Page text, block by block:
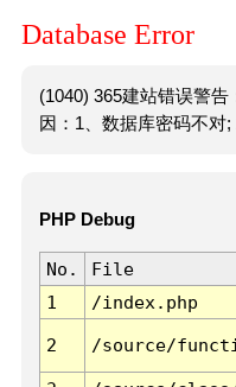
Database Error
(1040) 365建站错误警
因：1、数据库密码不对;
PHP Debug
No. File
1
/index.php
2 /source/